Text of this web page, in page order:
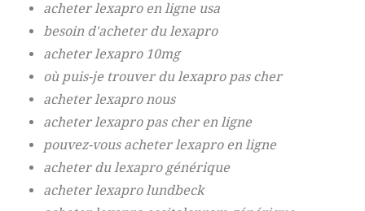
acheter lexapro en ligne usa
besoin d'acheter du lexapro
acheter lexapro 10mg
où puis-je trouver du lexapro pas cher
acheter lexapro nous
acheter lexapro pas cher en ligne
pouvez-vous acheter lexapro en ligne
acheter du lexapro générique
acheter lexapro lundbeck